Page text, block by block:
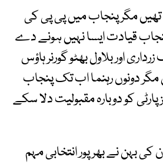
تھیں مگر پنجاب میں پی پی کی
قیادت ایسا نہیں ہونے دے
اور بلاول بھٹو گورنر ہاؤس
دونوں رہنما اب تک پنجاب
کو دوبارہ مقبولیت دلا سکے
بہن نے بھرپور انتخابی مہم